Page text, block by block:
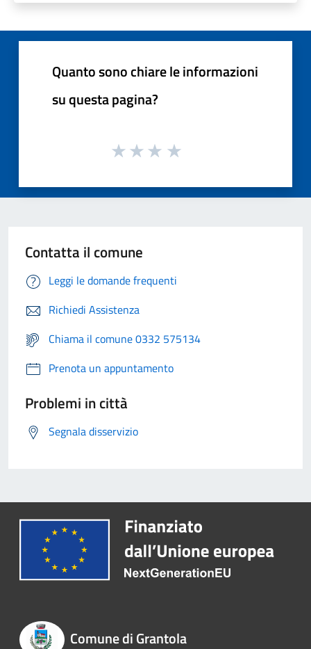
Quanto sono chiare le informazioni
su questa pagina?
Contatta il comune
Leggi le domande frequenti
Richiedi Assistenza
Chiama il comune 0332 575134
Prenota un appuntamento
Problemi in città
Segnala disservizio
Comune di Grantola